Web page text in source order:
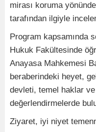
mirası koruma
tarafından ilgiyle
Program kapsamında
Hukuk Fakültesinde
Anayasa Mahkemesi
beraberindeki heyet,
devleti, temel haklar
değerlendirmelerde
Ziyaret, iyi niyet